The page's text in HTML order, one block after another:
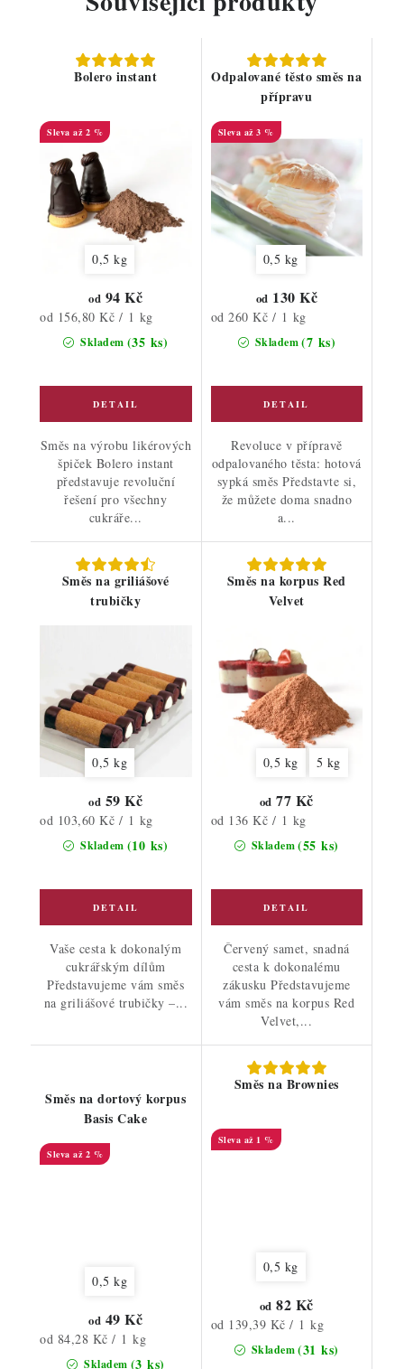
Bolero instant
až 2 %
0,5 kg
Skladem (35 ks)
od 94 Kč
Měrná
cena:
od 156,80 Kč / 1 kg
Směs na výrobu likérových
špiček Bolero instant
představuje revoluční
řešení pro všechny
cukráře...
Odpalované těsto směs na
přípravu
až 3 %
0,5 kg
Skladem(7 ks)
od 130 Kč
Měrná
od 260 Kč / 1 kg
Revoluce v přípravě
odpalovaného těsta: hotová
sypká směs Představte si,
že můžete doma snadno
a...
Směs na griliášové
trubičky
0,5 kg
Skladem (10 ks)
od 59 Kč
Měrná
cena:
od 103,60 Kč / 1 kg
Vaše cesta k dokonalým
cukrářským dílům
Představujeme vám směs
na griliášové trubičky –...
Směs na korpus Red
Velvet
0,5 kg 5 kg
Skladem(55 ks)
od 77 Kč
Měrná
cena:
od 136 Kč / 1 kg
Červený samet, snadná
cesta k dokonalému
zákusku Představujeme
vám směs na korpus Red
Velvet,...
Směs na dortový korpus
Basis Cake
až 2 %
0,5 kg
Skladem (3 ks)
od 49 Kč
Měrná
od 84,28 Kč / 1 kg
Směs na Brownies
až 1 %
0,5 kg
Skladem(31 ks)
od 82 Kč
Měrná
cena:
od 139,39 Kč / 1 kg